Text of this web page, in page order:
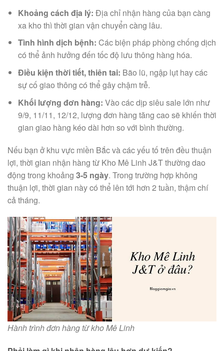
Khoảng cách địa lý: Địa chỉ nhận hàng của bạn càng
xa kho thì thời gian vận chuyển càng lâu.
Tình hình dịch bệnh: Các biện pháp phòng chống dịch
có thể ảnh hưởng đến tốc độ lưu thông hàng hóa.
Điều kiện thời tiết, thiên tai: Bão lũ, ngập lụt hay các
sự cố giao thông có thể gây chậm trễ.
Khối lượng đơn hàng: Vào các dịp siêu sale lớn như
9/9, 11/11, 12/12, lượng đơn hàng tăng cao sẽ khiến thời
gian giao hàng kéo dài hơn so với bình thường.
Nếu bạn ở khu vực miền Bắc và các yếu tố trên đều thuận
lợi, thời gian nhận hàng từ Kho Mê Linh J&T thường dao
động trong khoảng 3-5 ngày. Trong trường hợp không
thuận lợi, thời gian này có thể lên tới hơn 2 tuần, thậm chí
cả tháng.
Hành trình đơn hàng từ kho Mê Linh